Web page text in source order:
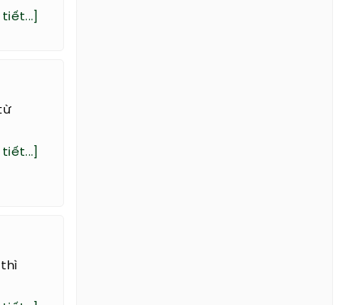
tiết...]